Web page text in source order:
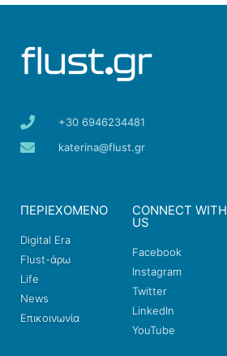
+30 6946234481
katerina@flust.gr
ΠΕΡΙΕΧΟΜΕΝΟ
Digital Era
Flust-άρω
Life
News
Επικοινωνία
CONNECT WITH
US
Facebook
Instagram
Twitter
LinkedIn
YouTube